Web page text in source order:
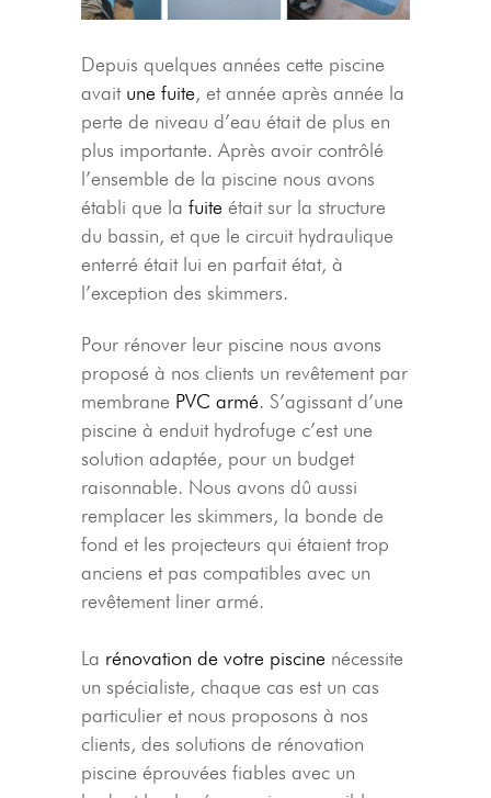
Depuis quelques années cette piscine
avait une fuite, et année après année la
perte de niveau d’eau était de plus en
plus importante. Après avoir contrôlé
l’ensemble de la piscine nous avons
établi que la fuite était sur la structure
du bassin, et que le circuit hydraulique
enterré était lui en parfait état, à
l’exception des skimmers.
Pour rénover leur piscine nous avons
proposé à nos clients un revêtement par
membrane PVC armé. S’agissant d’une
piscine à enduit hydrofuge c’est une
solution adaptée, pour un budget
raisonnable. Nous avons dû aussi
remplacer les skimmers, la bonde de
fond et les projecteurs qui étaient trop
anciens et pas compatibles avec un
revêtement liner armé.
La rénovation de votre piscine nécessite
un spécialiste, chaque cas est un cas
particulier et nous proposons à nos
clients, des solutions de rénovation
piscine éprouvées fiables avec un